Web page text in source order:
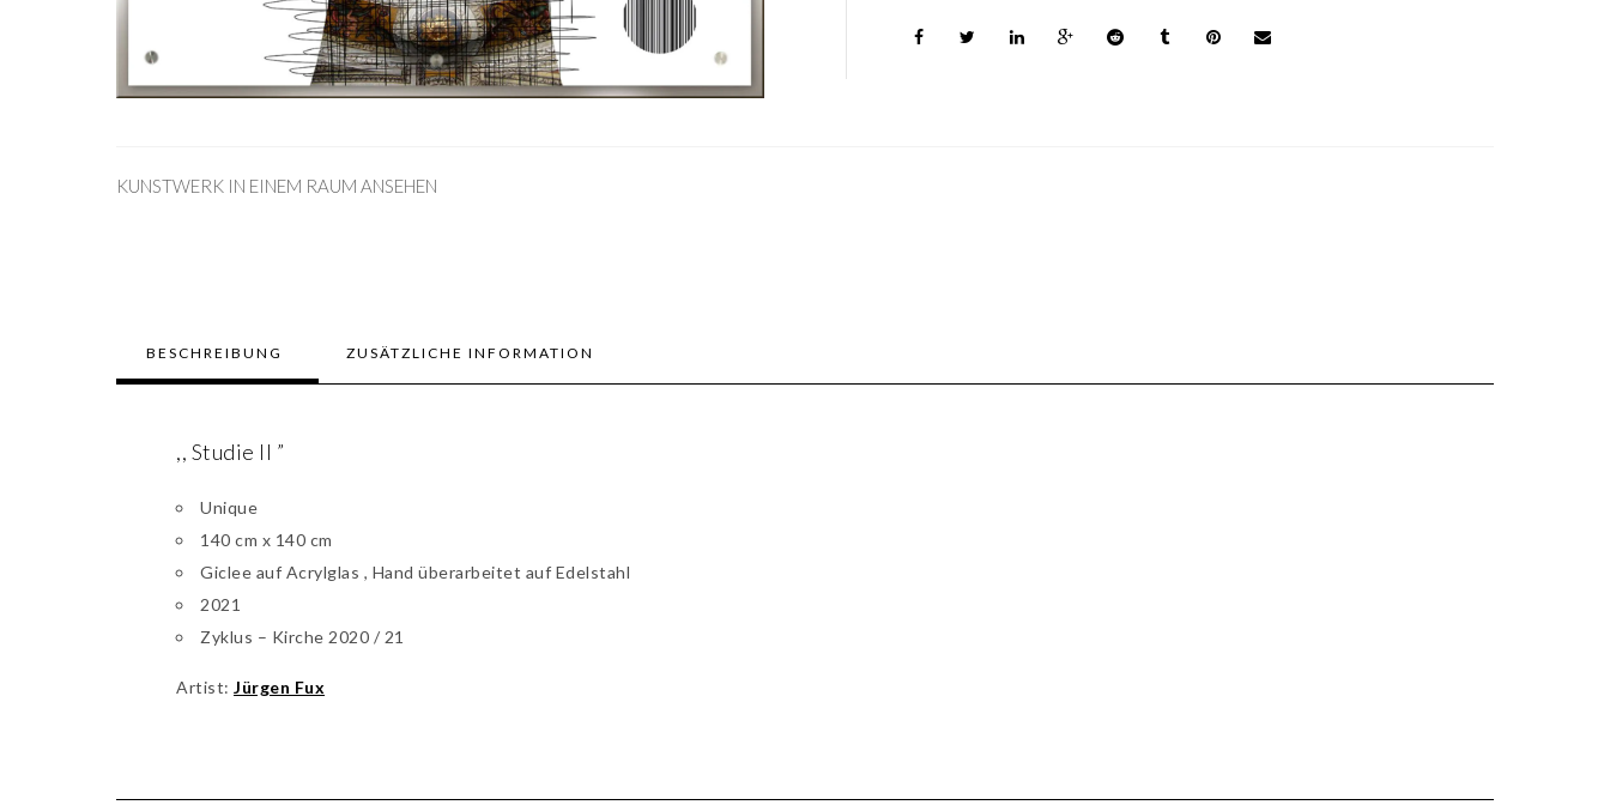
KUNSTWERK IN EINEM RAUM ANSEHEN
BESCHREIBUNG ZUSÄTZLICHE INFORMATION
,, Studie II ”
Unique
140 cm x 140 cm
Giclee auf Acrylglas , Hand überarbeitet auf Edelstahl
2021
Zyklus – Kirche 2020 / 21
Artist: Jürgen Fux